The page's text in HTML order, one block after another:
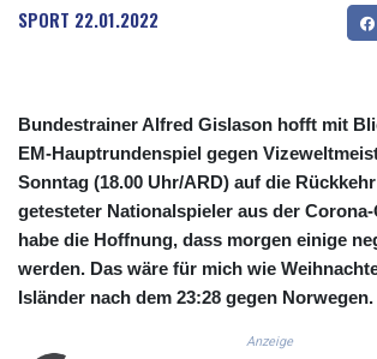
CUC 1.156136
CUP 30.637594
DKK 7.477932
DOP
DZD
EGP 57.293288
ERN 17.342035
ETB
FJD 2.553384
GBP 0.856968
SPORT 22.01.2022
Bundestrainer Alfred Gislason hofft mit
EM-Hauptrundenspiel gegen
Sonntag (18.00 Uhr/ARD) auf die
getesteter Nationalspieler aus der
habe die Hoffnung, dass morgen einige
werden. Das wäre für mich wie
Isländer nach dem 23:28 gegen Norwegen.
Anzeige